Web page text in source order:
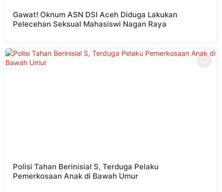
Gawat! Oknum ASN DSI Aceh Diduga Lakukan
Pelecehan Seksual Mahasiswi Nagan Raya
Polisi Tahan Berinisial S, Terduga Pelaku
Pemerkosaan Anak di Bawah Umur